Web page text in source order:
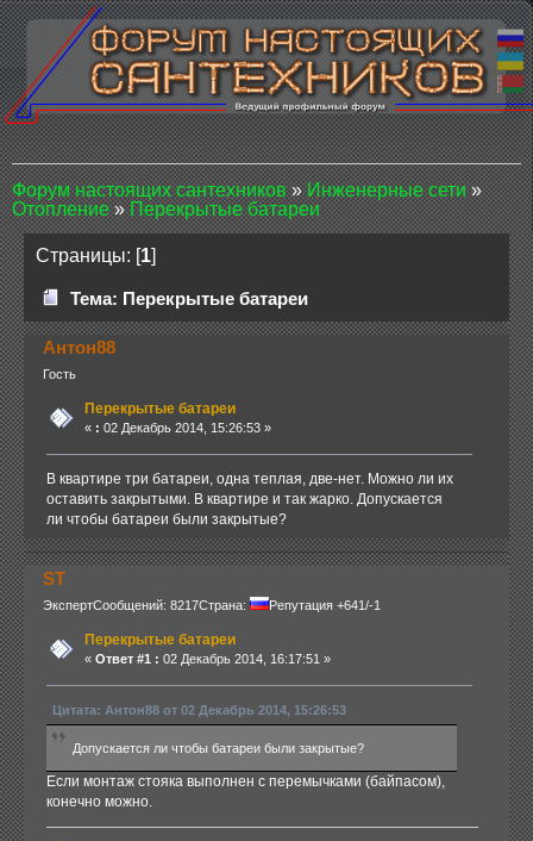
Форум настоящих сантехников»Инженерные сети»
Отопление»Перекрытые батареи
Страницы: [1]
Тема: Перекрытые батареи
Антон88
Гость
Перекрытые батареи
« : 02 Декабрь 2014, 15:26:53 »
В квартире три батареи, одна теплая, две-нет. Можно ли их
оставить закрытыми. В квартире и так жарко. Допускается
ли чтобы батареи были закрытые?
ST
ЭкспертСообщений: 8217Страна: Репутация +641/-1
Перекрытые батареи
« Ответ #1 : 02 Декабрь 2014, 16:17:51 »
Цитата: Антон88 от 02 Декабрь 2014, 15:26:53
Допускается ли чтобы батареи были закрытые?
Если монтаж стояка выполнен с перемычками (байпасом),
конечно можно.